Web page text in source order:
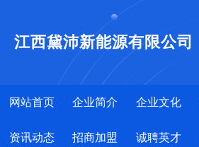
江西黛沛新能源有限公司
网站首页 企业简介 企业文化
资讯动态 招商加盟 诚聘英才